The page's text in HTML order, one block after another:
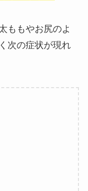
ももやお尻のよ
次の症状が現れ